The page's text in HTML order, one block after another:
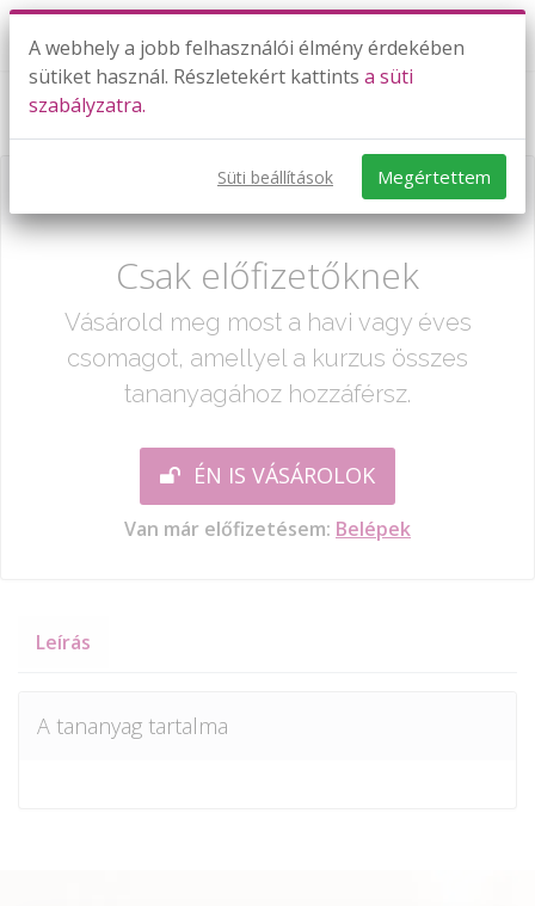
Már csak egy lépés:
Csak előfizetőknek
Vásárold meg most a havi vagy éves
csomagot, amellyel a kurzus összes
tananyagához hozzáférsz.
ÉN IS VÁSÁROLOK
Van már előfizetésem: Belépek
Leírás
A tananyag tartalma
A webhely a jobb felhasználói élmény érdekében
sütiket használ. Részletekért kattints a süti
szabályzatra.
Süti beállítások Megértettem